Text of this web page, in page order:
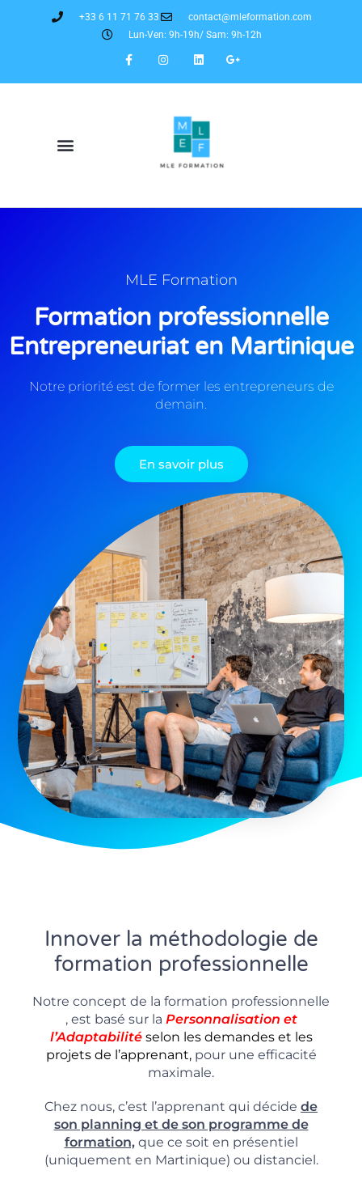
+33 6 11 71 76 33
contact@mleformation.com
Lun-Ven: 9h-19h/ Sam: 9h-12h
MLE Formation
Formation professionnelle
Entrepreneuriat en Martinique
Notre priorité est de former les entrepreneurs de
demain.
En savoir plus
Innover la méthodologie de
formation professionnelle
Notre concept de la formation professionnelle
, est basé sur la Personnalisation et
l’Adaptabilité selon les demandes et les
projets de l’apprenant,pour une efficacité
maximale.
Chez nous, c’est l’apprenant qui décide de
son planning et de son programme de
formation,que ce soit en présentiel
(uniquement en Martinique) ou distanciel.